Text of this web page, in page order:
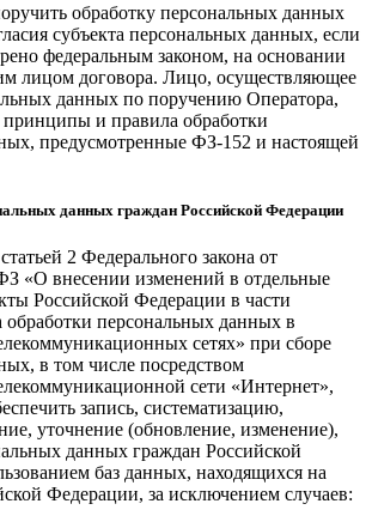
обработку персональных данных
субъекта персональных данных, если
федеральным законом, на основании
лицом договора. Лицо, осуществляющее
данных по поручению Оператора,
принципы и правила обработки
предусмотренные ФЗ-152 и настоящей
данных граждан Российской Федерации
2 Федерального закона от
«О внесении изменений в отдельные
Российской Федерации в части
обработки персональных данных в
сетях» при сборе
в том числе посредством
сети «Интернет»,
запись, систематизацию,
уточнение (обновление, изменение),
данных граждан Российской
баз данных, находящихся на
Федерации, за исключением случаев: